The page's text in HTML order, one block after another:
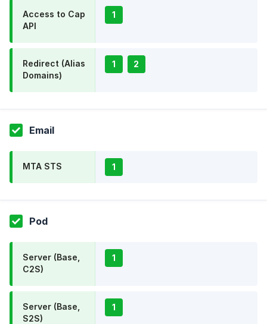
Access to Cap
API
1
Redirect (Alias
Domains)
1 2
Email
MTA STS 1
Pod
Server (Base,
C2S)
1
Server (Base,
S2S)
1